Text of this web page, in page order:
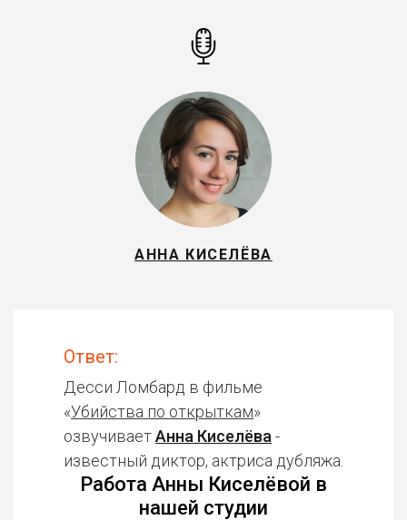
АННА КИСЕЛЁВА
Ответ:
Десси Ломбард в фильме
«Убийства по открыткам»
озвучиваетАнна Киселёва -
известный диктор, актриса дубляжа.
Работа Анны Киселёвой в
нашей студии